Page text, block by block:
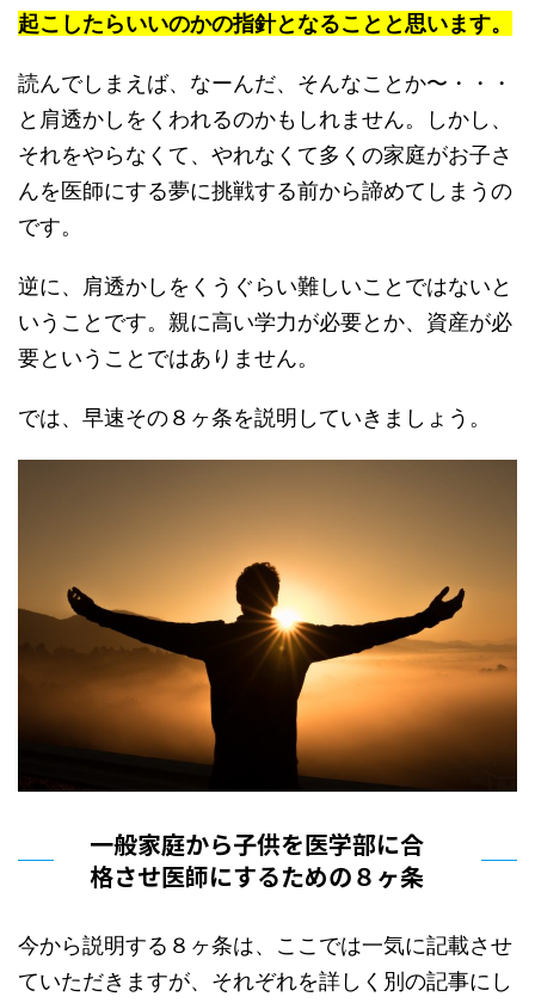
起こしたらいいのかの指針となることと思います。
読んでしまえば、なーんだ、そんなことか〜・・・
と肩透かしをくわれるのかもしれません。しかし、
それをやらなくて、やれなくて多くの家庭がお子さ
んを医師にする夢に挑戦する前から諦めてしまうの
です。
逆に、肩透かしをくうぐらい難しいことではないと
いうことです。親に高い学力が必要とか、資産が必
要ということではありません。
では、早速その８ヶ条を説明していきましょう。
一般家庭から子供を医学部に合
格させ医師にするための８ヶ条
今から説明する８ヶ条は、ここでは一気に記載させ
ていただきますが、それぞれを詳しく別の記事にし